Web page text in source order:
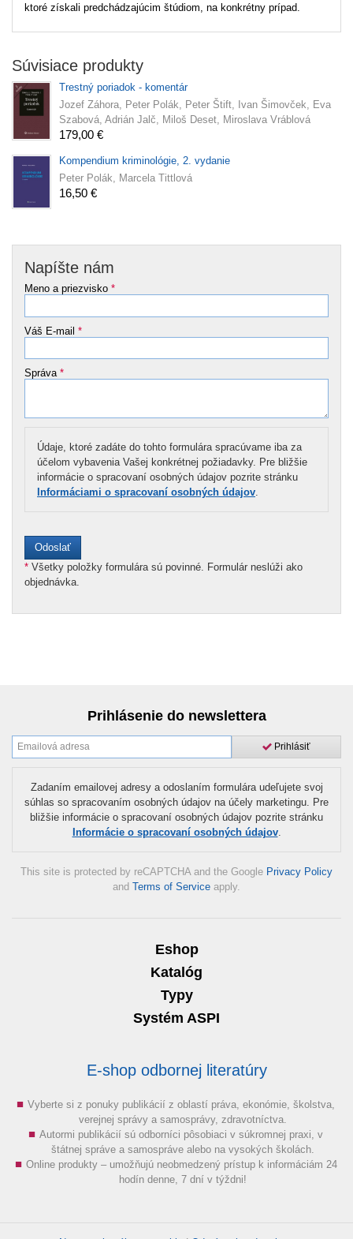
ktoré získali predchádzajúcim štúdiom, na konkrétny prípad.
Súvisiace produkty
Trestný poriadok - komentár
Jozef Záhora, Peter Polák, Peter Štift, Ivan Šimovček, Eva
Szabová, Adrián Jalč, Miloš Deset, Miroslava Vráblová
179,00 €
Kompendium kriminológie, 2. vydanie
Peter Polák, Marcela Tittlová
16,50 €
Napíšte nám
Meno a priezvisko *
Váš E-mail *
Správa *
Údaje, ktoré zadáte do tohto formulára spracúvame iba za
účelom vybavenia Vašej konkrétnej požiadavky. Pre bližšie
informácie o spracovaní osobných údajov pozrite stránku
Informáciami o spracovaní osobných údajov.
* Všetky položky formulára sú povinné. Formulár neslúži ako
objednávka.
Prihlásenie do newslettera
Prihlásiť
Zadaním emailovej adresy a odoslaním formulára udeľujete svoj
súhlas so spracovaním osobných údajov na účely marketingu. Pre
bližšie informácie o spracovaní osobných údajov pozrite stránku
Informácie o spracovaní osobných údajov.
This site is protected by reCAPTCHA and the Google Privacy Policy
and Terms of Service apply.
Eshop
Katalóg
Typy
Systém ASPI
E-shop odbornej literatúry
Vyberte si z ponuky publikácií z oblastí práva, ekonómie, školstva,
verejnej správy a samosprávy, zdravotníctva.
Autormi publikácií sú odborníci pôsobiaci v súkromnej praxi, v
štátnej správe a samospráve alebo na vysokých školách.
Online produkty – umožňujú neobmedzený prístup k informáciám 24
hodín denne, 7 dní v týždni!